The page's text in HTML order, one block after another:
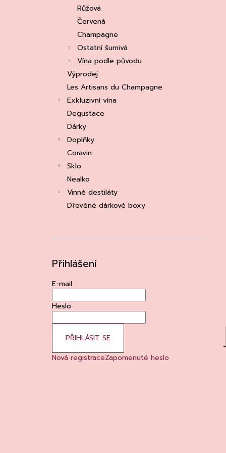
Růžová
Červená
Champagne
Ostatní šumivá
Vína podle původu
Výprodej
Les Artisans du Champagne
Exkluzivní vína
Degustace
Dárky
Doplňky
Coravin
Sklo
Nealko
Vinné destiláty
Dřevěné dárkové boxy
Přihlášení
E-mail
Heslo
PŘIHLÁSIT SE
Nová registraceZapomenuté heslo
ASOLO PROSECCO SUPERIORE DOCG
BRUT, MARTIGNAGO
253 Kč
Původně: 335 Kč